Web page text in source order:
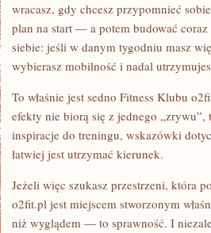
wracasz, gdy chcesz przypomnieć
plan na start — a potem budować
siebie: jeśli w danym tygodniu masz
wybierasz mobilność i nadal
To właśnie jest sedno Fitness Klubu
efekty nie biorą się z jednego
inspiracje do treningu, wskazówki
łatwiej jest utrzymać kierunek.
Jeżeli więc szukasz przestrzeni, która
o2fit.pl jest miejscem stworzonym
niż wyglądem — to sprawność. I